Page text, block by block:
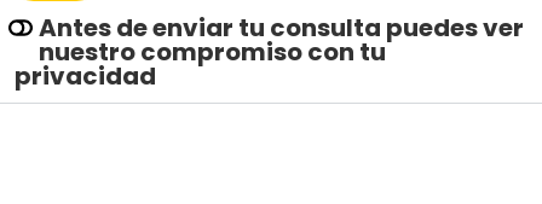
Alternative:
Antes de enviar tu consulta puedes ver
nuestro compromiso con tu
privacidad